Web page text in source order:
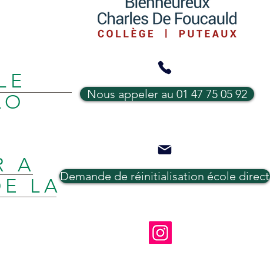
Newsletters n°3 2025/2026
Nous appeler au 01 47 75 05 92
A
LADemande de réinitialisation école direct